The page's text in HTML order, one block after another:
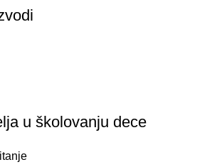
u školovanju dece